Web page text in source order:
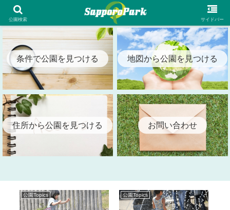
札幌市内の全公園情報を検索出来る札幌パーク（SapporoPark）
条件で公園を見つける 地図から公園を見つける
住所から公園を見つける お問い合わせ
公園Topics 公園Topics
公園検索 サイドバー